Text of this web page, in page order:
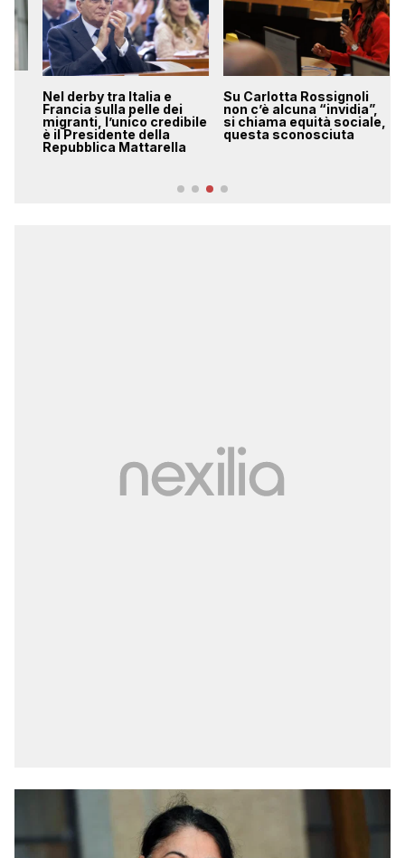
Nel derby tra Italia e
Francia sulla pelle dei
migranti, l’unico credibile
è il Presidente della
Repubblica Mattarella
Su Carlotta Rossignoli
non c’è alcuna “invidia”,
si chiama equità sociale,
questa sconosciuta